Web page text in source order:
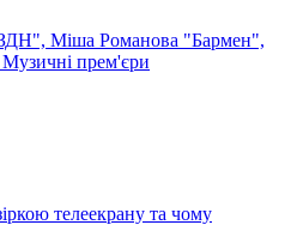
Міша Романова "Бармен",
прем'єри
телеекрану та чому